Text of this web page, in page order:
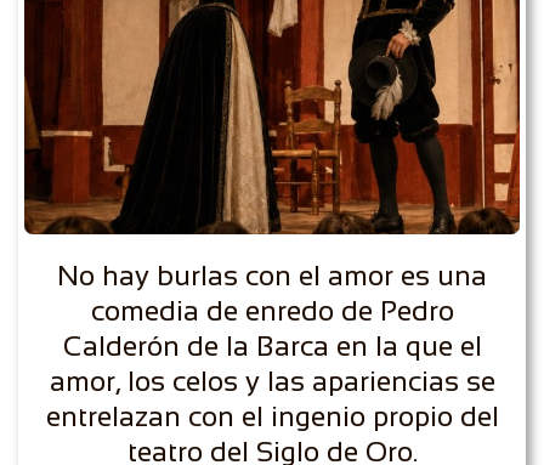
No hay burlas con el amor es una
comedia de enredo de Pedro
Calderón de la Barca en la que el
amor, los celos y las apariencias se
entrelazan con el ingenio propio del
teatro del Siglo de Oro.